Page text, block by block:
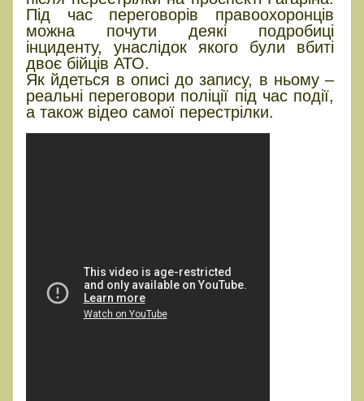
Під час переговорів правоохоронців
можна почути деякі подробиці
інциденту, унаслідок якого були вбиті
двоє бійців АТО.
Як йдеться в описі до запису, в ньому –
реальні переговори поліції під час події,
а також відео самої перестрілки.